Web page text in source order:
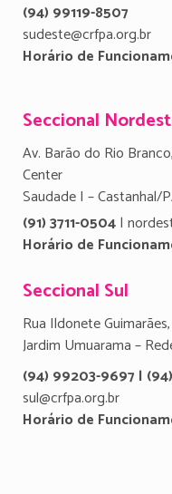
(94) 99119-8507
sudeste@crfpa.org.br
Horário de
Seccional
Av. Barão do Rio
Center
Saudade I – Castanhal/
(91) 3711-0504|
Horário de
Seccional Sul
Rua Ildonete
Jardim Umuarama –
(94) 99203-9697 |
sul@crfpa.org.br
Horário de